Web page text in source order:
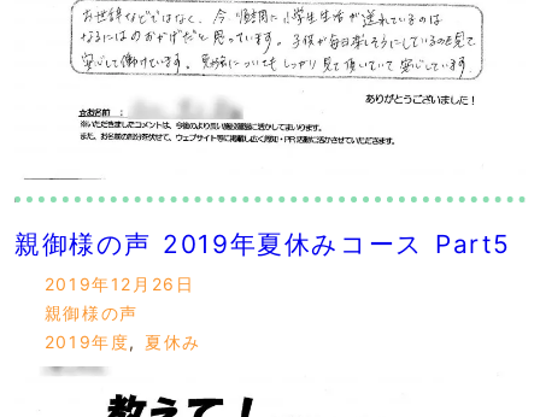
親御様の声 2019年夏休みコース Part5
2019年12月26日
親御様の声
2019年度, 夏休み